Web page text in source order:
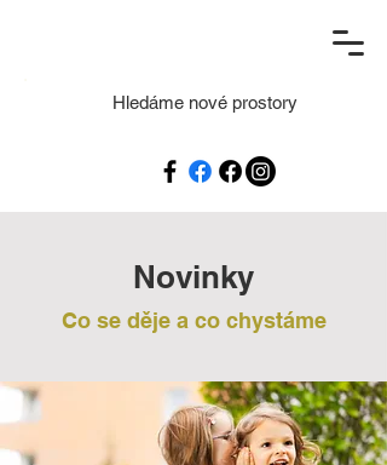
Hledáme nové prostory
Novinky
Co se děje a co chystáme